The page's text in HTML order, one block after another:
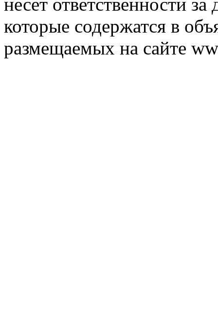
которые содержатся в
размещаемых на сайте